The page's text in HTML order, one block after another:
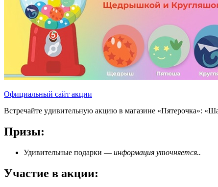
Официальный сайт акции
Встречайте удивительную акцию в магазине «Пятерочка»:
Призы:
Удивительные подарки — информация уточняется..
Участие в акции: